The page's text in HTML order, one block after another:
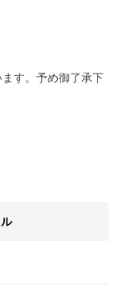
す。予め御了承下